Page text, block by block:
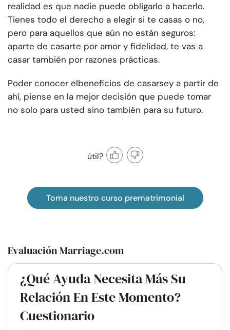
realidad es que nadie puede obligarlo a hacerlo.
Tienes todo el derecho a elegir si te casas o no,
pero para aquellos que aún no están seguros:
aparte de casarte por amor y fidelidad, te vas a
casar también por razones prácticas.
Poder conocer elbeneficios de casarsey a partir de
ahí, piense en la mejor decisión que puede tomar
no solo para usted sino también para su futuro.
útil?
Toma nuestro curso prematrimonial
Evaluación Marriage.com
¿Qué Ayuda Necesita Más Su
Relación En Este Momento?
Cuestionario